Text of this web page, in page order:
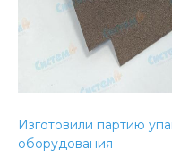
Изготовили партию
оборудования